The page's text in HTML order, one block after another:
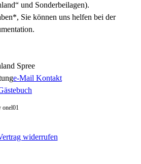
und Sonderbeilagen).
Sie können uns helfen bei der
Spree
e-Mail KontaktOpens
onel01
widerrufen